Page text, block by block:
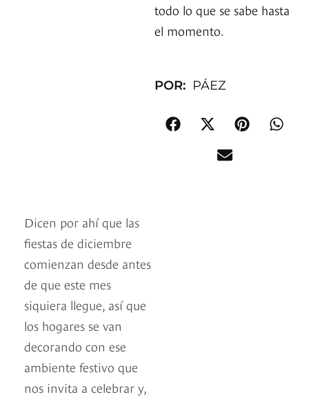
todo lo que se sabe hasta
el momento.
POR: PÁEZ
Dicen por ahí que las
fiestas de diciembre
comienzan desde antes
de que este mes
siquiera llegue, así que
los hogares se van
decorando con ese
ambiente festivo que
nos invita a celebrar y,